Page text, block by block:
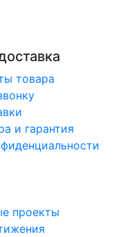
товара
и гарантия
проекты